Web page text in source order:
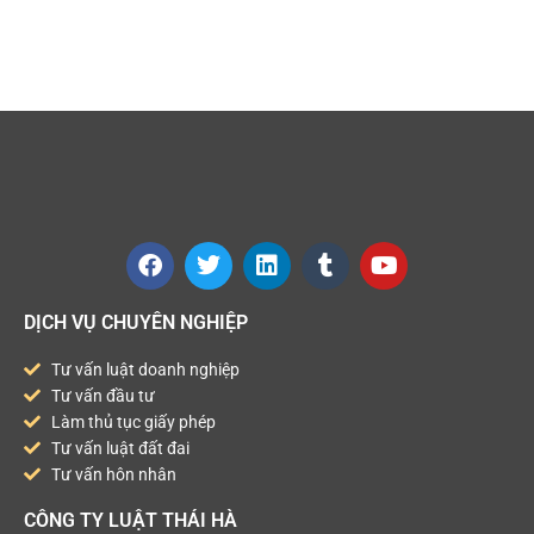
DỊCH VỤ CHUYÊN NGHIỆP
Tư vấn luật doanh nghiệp
Tư vấn đầu tư
Làm thủ tục giấy phép
Tư vấn luật đất đai
Tư vấn hôn nhân
CÔNG TY LUẬT THÁI HÀ